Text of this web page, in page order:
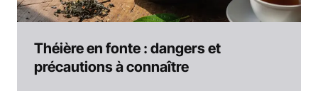
Théière en fonte : dangers et
précautions à connaître